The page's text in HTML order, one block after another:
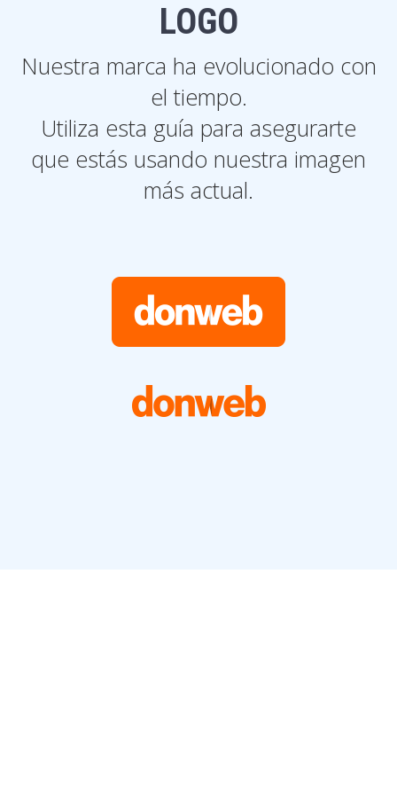
LOGO
Nuestra marca ha evolucionado con
el tiempo.
Utiliza esta guía para asegurarte
que estás usando nuestra imagen
más actual.